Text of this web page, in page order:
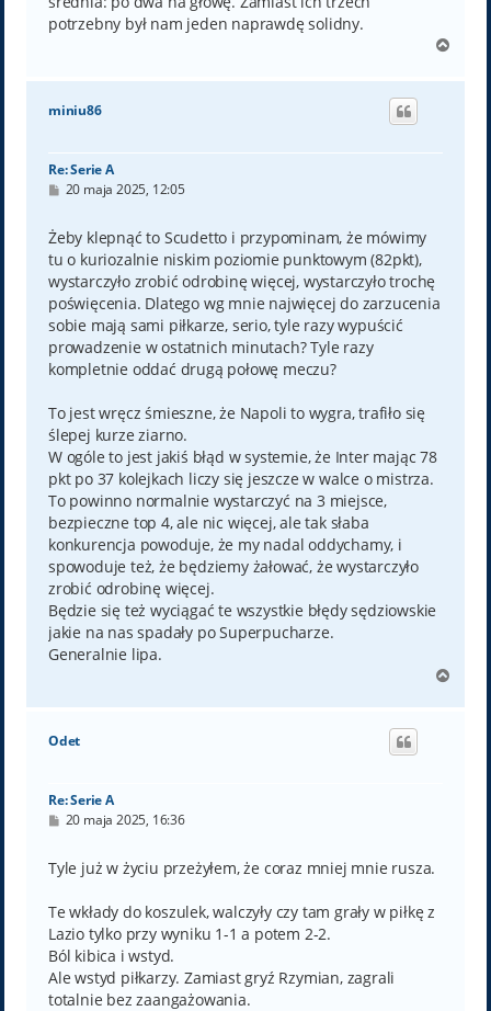
potrzebny był nam jeden naprawdę solidny.
g
miniu86
Re: Serie A
P
t
20 maja 2025, 12:05
Żeby klepnąć to Scudetto i przypominam, że mówimy
tu o kuriozalnie niskim poziomie punktowym (82pkt),
wystarczyło zrobić odrobinę więcej, wystarczyło trochę
poświęcenia. Dlatego wg mnie najwięcej do zarzucenia
sobie mają sami piłkarze, serio, tyle razy wypuścić
prowadzenie w ostatnich minutach? Tyle razy
kompletnie oddać drugą połowę meczu?
To jest wręcz śmieszne, że Napoli to wygra, trafiło się
ślepej kurze ziarno.
W ogóle to jest jakiś błąd w systemie, że Inter mając 78
pkt po 37 kolejkach liczy się jeszcze w walce o mistrza.
To powinno normalnie wystarczyć na 3 miejsce,
bezpieczne top 4, ale nic więcej, ale tak słaba
konkurencja powoduje, że my nadal oddychamy, i
spowoduje też, że będziemy żałować, że wystarczyło
zrobić odrobinę więcej.
Będzie się też wyciągać te wszystkie błędy sędziowskie
jakie na nas spadały po Superpucharze.
Generalnie lipa.
g
Odet
Re: Serie A
P
t
20 maja 2025, 16:36
Tyle już w życiu przeżyłem, że coraz mniej mnie rusza.
Te wkłady do koszulek, walczyły czy tam grały w piłkę z
Lazio tylko przy wyniku 1-1 a potem 2-2.
Ból kibica i wstyd.
Ale wstyd piłkarzy. Zamiast gryź Rzymian, zagrali
totalnie bez zaangażowania.